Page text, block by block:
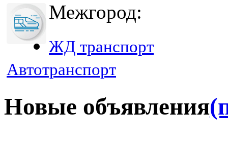
Межгород:
ЖД транспорт
Автотранспорт
Новые объявления